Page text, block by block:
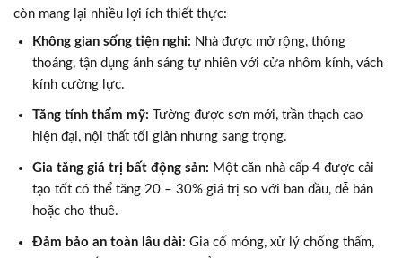
còn mang lại nhiều lợi ích thiết thực:
Không gian sống tiện nghi: Nhà được mở rộng, thông
thoáng, tận dụng ánh sáng tự nhiên với cửa nhôm kính, vách
kính cường lực.
Tăng tính thẩm mỹ: Tường được sơn mới, trần thạch cao
hiện đại, nội thất tối giản nhưng sang trọng.
Gia tăng giá trị bất động sản: Một căn nhà cấp 4 được cải
tạo tốt có thể tăng 20 – 30% giá trị so với ban đầu, dễ bán
hoặc cho thuê.
Đảm bảo an toàn lâu dài: Gia cố móng, xử lý chống thấm,